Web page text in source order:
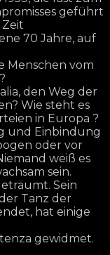
geführt
70 Jahre, auf
Menschen vom
den Weg der
Wie steht es
in Europa ?
und Einbindung
oder vor
weiß es
sein.
Sein
Tanz der
hat einige
gewidmet.